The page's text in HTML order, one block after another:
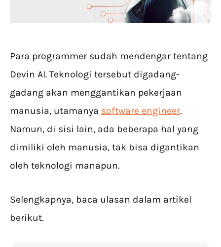
Para programmer sudah mendengar tentang
Devin AI. Teknologi tersebut digadang-
gadang akan menggantikan pekerjaan
manusia, utamanya software engineer.
Namun, di sisi lain, ada beberapa hal yang
dimiliki oleh manusia, tak bisa digantikan
oleh teknologi manapun.
Selengkapnya, baca ulasan dalam artikel
berikut.